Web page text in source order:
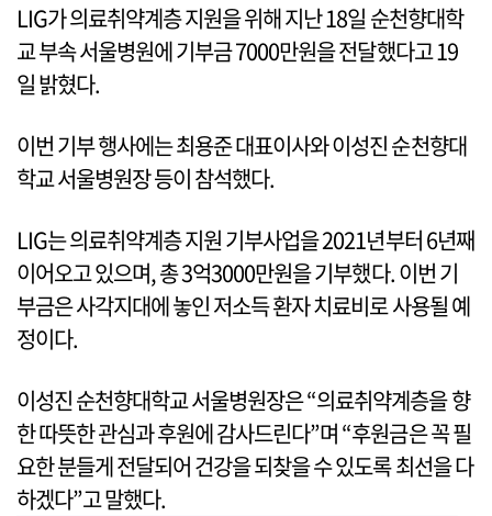
LIG가 의료취약계층 지원을 위해 지난 18일 순천향대학
교 부속 서울병원에 기부금 7000만원을 전달했다고 19
일 밝혔다.
이번 기부 행사에는 최용준 대표이사와 이성진 순천향대
학교 서울병원장 등이 참석했다.
LIG는 의료취약계층 지원 기부사업을 2021년부터 6년째
이어오고 있으며, 총 3억3000만원을 기부했다. 이번 기
부금은 사각지대에 놓인 저소득 환자 치료비로 사용될 예
정이다.
이성진 순천향대학교 서울병원장은 “의료취약계층을 향
한 따뜻한 관심과 후원에 감사드린다”며 “후원금은 꼭 필
요한 분들게 전달되어 건강을 되찾을 수 있도록 최선을 다
하겠다”고 말했다.